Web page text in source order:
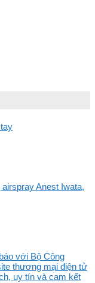
Anest Iwata,
với Bộ Công
thương mại điện tử
uy tín và cam kết